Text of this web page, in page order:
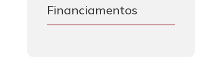
Financiamentos